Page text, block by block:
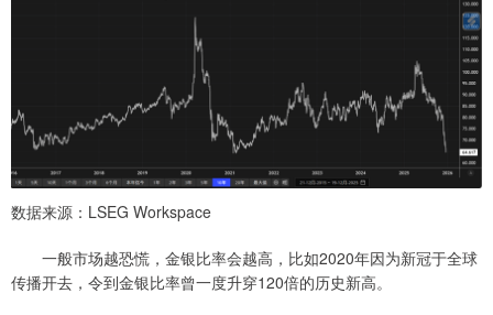
数据来源：LSEG Workspace
一般市场越恐慌，金银比率会越高，比如2020年因为新冠于全球
传播开去，令到金银比率曾一度升穿120倍的历史新高。